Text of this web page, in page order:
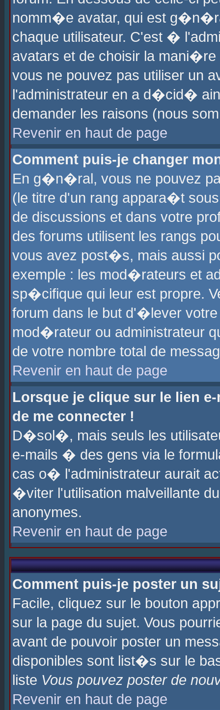
nomm�e avatar, qui est
chaque utilisateur. C'est �
avatars et de choisir la
vous ne pouvez pas utiliser un
l'administrateur en a d�cid�
demander les raisons (nous
Revenir en haut de page
Comment puis-je changer
En g�n�ral, vous ne pouvez
(le titre d'un rang appara�t
de discussions et dans votre
des forums utilisent les rangs
vous avez post�s, mais aussi
exemple : les mod�rateurs et
sp�cifique qui leur est propre.
forum dans le but d'�lever
mod�rateur ou administrateur
de votre nombre total de
Revenir en haut de page
Lorsque je clique sur le lien
de me connecter !
D�sol�, mais seuls les
e-mails � des gens via le
cas o� l'administrateur aurait
�viter l'utilisation malveillante
anonymes.
Revenir en haut de page
Comment puis-je poster un
Facile, cliquez sur le bouton
sur la page du sujet. Vous
avant de pouvoir poster un
disponibles sont list�s sur le
liste Vous pouvez poster de
Revenir en haut de page